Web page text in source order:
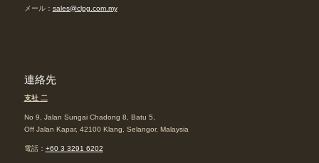
メール： sales@clpg.com.my
連絡先
支社 二
No 9, Jalan Sungai Chadong 8, Batu 5,
Off Jalan Kapar, 42100 Klang, Selangor, Malaysia
電話： +60 3 3291 6202